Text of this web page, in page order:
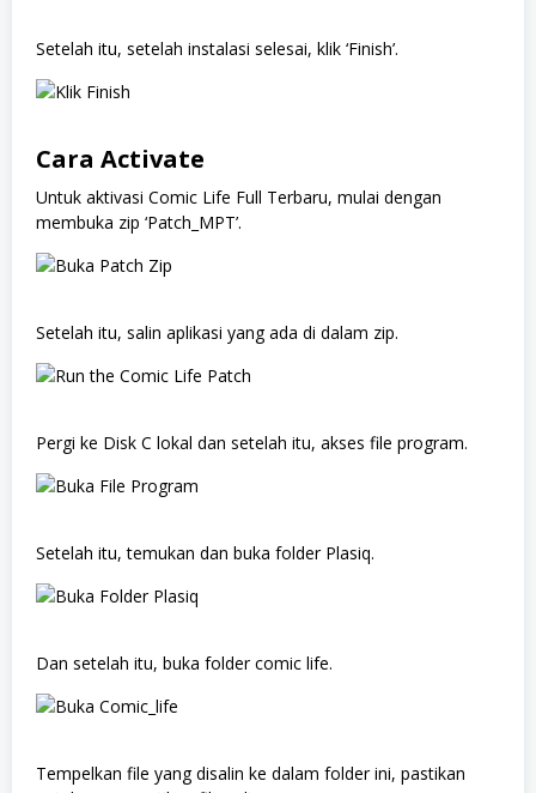
Setelah itu, setelah instalasi selesai, klik ‘Finish’.
Cara Activate
Untuk aktivasi Comic Life Full Terbaru, mulai dengan
membuka zip ‘Patch_MPT’.
Setelah itu, salin aplikasi yang ada di dalam zip.
Pergi ke Disk C lokal dan setelah itu, akses file program.
Setelah itu, temukan dan buka folder Plasiq.
Dan setelah itu, buka folder comic life.
Tempelkan file yang disalin ke dalam folder ini, pastikan